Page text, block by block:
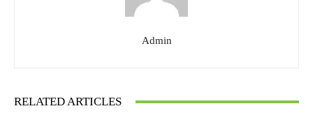
Admin
RELATED ARTICLES